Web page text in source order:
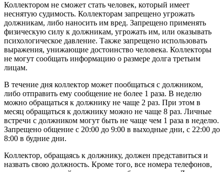
Коллектором не сможет стать человек, который имеет
неснятую судимость. Коллекторам запрещено угрожать
должникам, либо наносить им вред. Запрещено применять
физическую силу к должникам, угрожать им, или оказывать
психологическое давление. Также запрещено использовать
выражения, унижающие достоинство человека. Коллекторы
не могут сообщать информацию о размере долга третьим
лицам.
В течение дня коллектор может пообщаться с должником,
либо отправить ему сообщение не более 1 раза. В неделю
можно обращаться к должнику не чаще 2 раз. При этом в
месяц обращаться к должнику можно не чаще 8 раз. Личные
встречи с должником могут быть не чаще чем 1 раза в неделю.
Запрещено общение с 20:00 до 9:00 в выходные дни, с 22:00 до
8:00 в будние дни.
Коллектор, обращаясь к должнику, должен представиться и
назвать свою должность. Кроме того, все номера телефонов,